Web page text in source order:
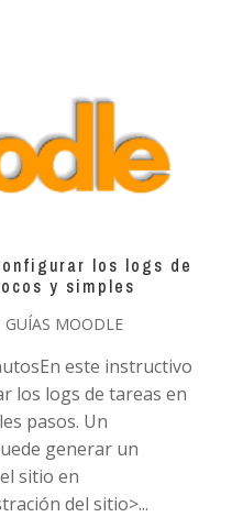
los logs de
y simples
GUÍAS MOODLE
este instructivo
los logs de tareas en
pasos. Un
generar un
sitio en
del sitio>...